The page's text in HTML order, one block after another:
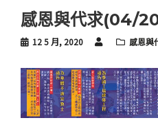
感恩與代求(04/
12 5 月, 2020 感恩與